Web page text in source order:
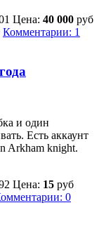
Цена: 40 000 руб
Комментарии: 1
и один
Есть аккаунт
Arkham knight.
Цена: 15 руб
0